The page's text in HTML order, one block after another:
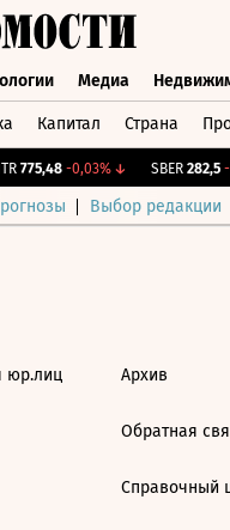
Медиа
Капитал Страна
775,48 -0,03%↓ SBER 282,5 -
Выбор редакции
юр.лиц Архив
Обратная
Справочный